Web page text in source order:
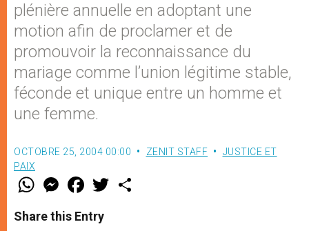
plénière annuelle en adoptant une
motion afin de proclamer et de
promouvoir la reconnaissance du
mariage comme l’union légitime stable,
féconde et unique entre un homme et
une femme.
OCTOBRE 25, 2004 00:00 ZENIT STAFF
JUSTICE ET
PAIX
W
t
s
M
e
s
e
F
a
e
b
w
Share this Entry